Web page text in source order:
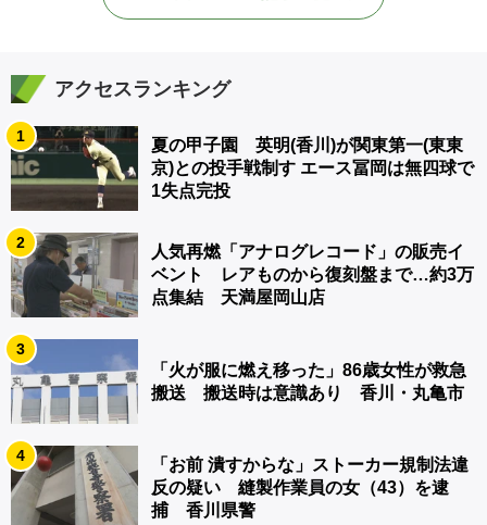
アクセスランキング
1
夏の甲子園 英明(香川)が関東第一(東東
京)との投手戦制す エース冨岡は無四球で
1失点完投
2
人気再燃「アナログレコード」の販売イ
ベント レアものから復刻盤まで…約3万
点集結 天満屋岡山店
3
「火が服に燃え移った」86歳女性が救急
搬送 搬送時は意識あり 香川・丸亀市
4
「お前 潰すからな」ストーカー規制法違
反の疑い 縫製作業員の女（43）を逮
捕 香川県警